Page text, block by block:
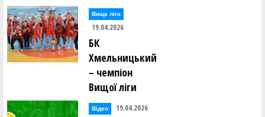
Вища лiга
19.04.2026
БК
Хмельницький
– чемпіон
Вищої ліги
Відео 19.04.2026